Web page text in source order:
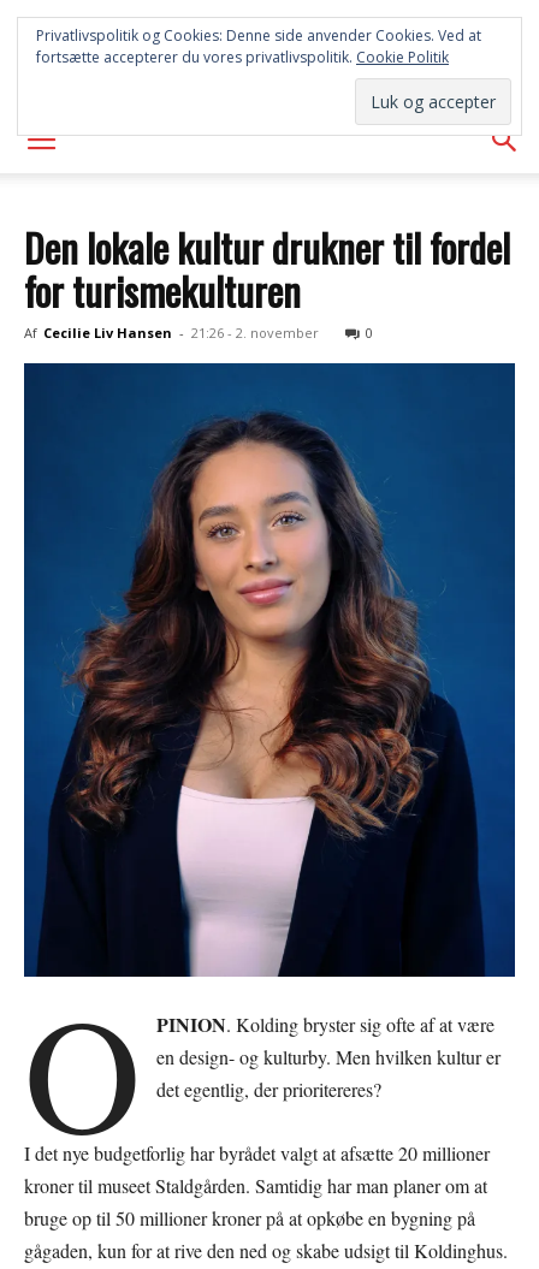
SYD
AVISEN
Den lokale kultur drukner til fordel
for turismekulturen
Af Cecilie Liv Hansen - 21:26 - 2. november 0
O PINION. Kolding bryster sig ofte af at være
en design- og kulturby. Men hvilken kultur er
det egentlig, der prioritereres?
I det nye budgetforlig har byrådet valgt at afsætte 20 millioner
kroner til museet Staldgården. Samtidig har man planer om at
bruge op til 50 millioner kroner på at opkøbe en bygning på
gågaden, kun for at rive den ned og skabe udsigt til Koldinghus.
Privatlivspolitik og Cookies: Denne side anvender Cookies. Ved at
fortsætte accepterer du vores privatlivspolitik. Cookie Politik